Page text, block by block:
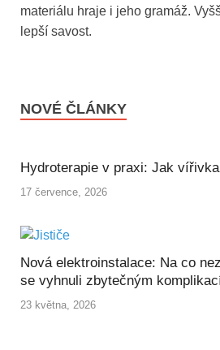
materiálu hraje i jeho gramáž.
lepší savost.
NOVÉ ČLÁNKY
Hydroterapie v praxi: Jak
17 července, 2026
Nová elektroinstalace: Na co
se vyhnuli zbytečným
23 května, 2026